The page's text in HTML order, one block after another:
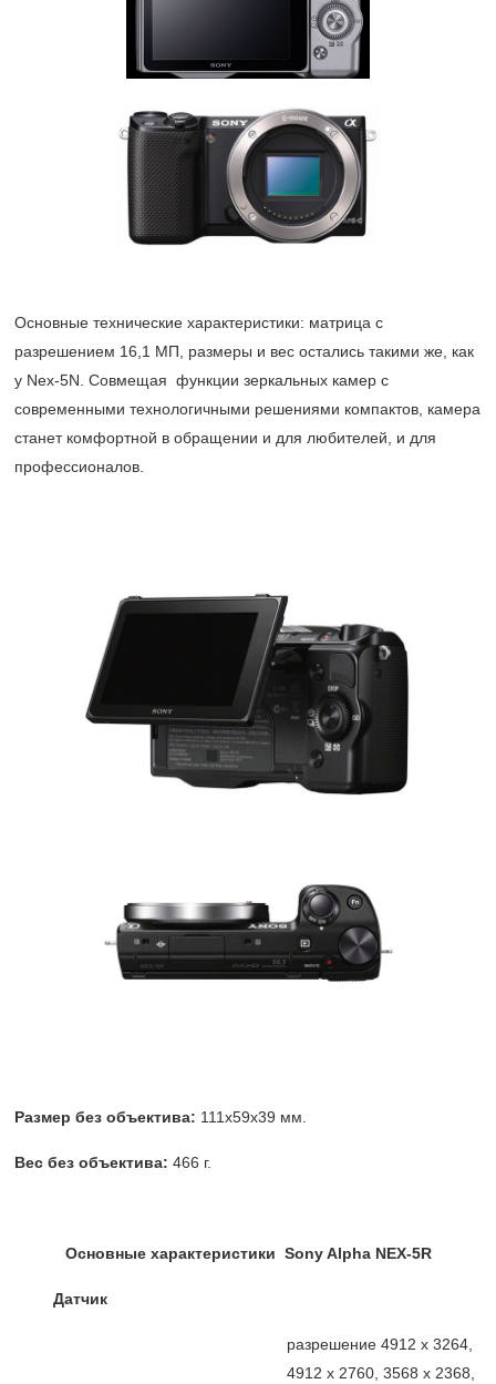
Основные технические характеристики: матрица с
разрешением 16,1 МП, размеры и вес остались такими же, как
у Nex-5N. Совмещая функции зеркальных камер с
современными технологичными решениями компактов, камера
станет комфортной в обращении и для любителей, и для
профессионалов.
Размер без объектива: 111x59x39 мм.
Вес без объектива: 466 г.
Основные характеристики Sony Alpha NEX-5R
Датчик
разрешение 4912 x 3264,
4912 x 2760, 3568 x 2368,